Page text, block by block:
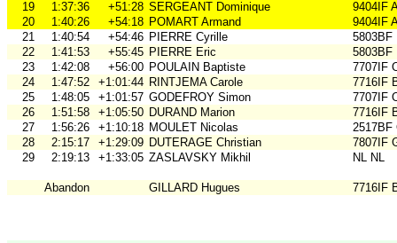
19
1:37:36 +51:28 SERGEANT Dominique
9404IF
20
1:40:26 +54:18 POMART Armand
9404IF
21
1:40:54 +54:46 PIERRE Cyrille
5803BF
22
1:41:53 +55:45 PIERRE Eric
5803BF
23
1:42:08 +56:00 POULAIN Baptiste
7707IF
24
1:47:52 +1:01:44 RINTJEMA Carole
7716IF
25
1:48:05 +1:01:57 GODEFROY Simon
7707IF
26
1:51:58 +1:05:50 DURAND Marion
7716IF
27
1:56:26 +1:10:18 MOULET Nicolas
2517BF
28
2:15:17 +1:29:09 DUTERAGE Christian
7807IF
29
2:19:13 +1:33:05 ZASLAVSKY Mikhil NL NL
Abandon GILLARD Hugues 7716IF